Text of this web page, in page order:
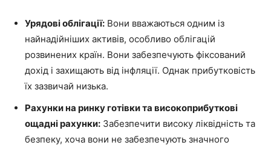
Урядові облігації: Вони вважаються одним із
найнадійніших активів, особливо облігацій
розвинених країн. Вони забезпечують фіксований
дохід і захищають від інфляції. Однак прибутковість
їх зазвичай низька.
Рахунки на ринку готівки та високоприбуткові
ощадні рахунки: Забезпечити високу ліквідність та
безпеку, хоча вони не забезпечують значного